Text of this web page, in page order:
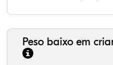
Peso baixo em